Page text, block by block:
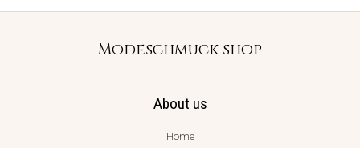
Modeschmuck shop
About us
Home